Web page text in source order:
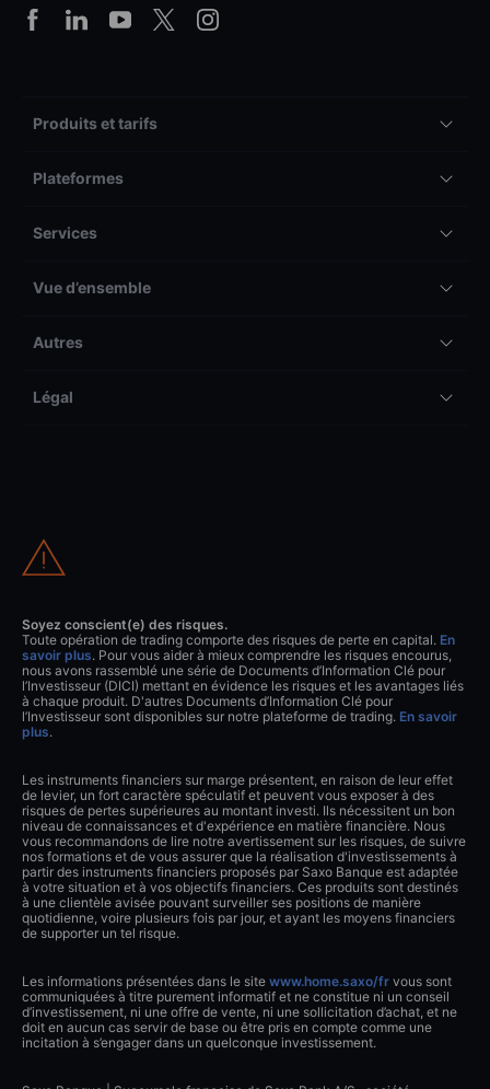
Produits et tarifs
Plateformes
Services
Vue d’ensemble
Autres
Légal
Soyez conscient(e) des risques.
Toute opération de trading comporte des risques de perte en capital. En
savoir plus. Pour vous aider à mieux comprendre les risques encourus,
nous avons rassemblé une série de Documents d’Information Clé pour
l’Investisseur (DICI) mettant en évidence les risques et les avantages liés
à chaque produit. D'autres Documents d’Information Clé pour
l’Investisseur sont disponibles sur notre plateforme de trading. En savoir
plus.
Les instruments financiers sur marge présentent, en raison de leur effet
de levier, un fort caractère spéculatif et peuvent vous exposer à des
risques de pertes supérieures au montant investi. Ils nécessitent un bon
niveau de connaissances et d'expérience en matière financière. Nous
vous recommandons de lire notre avertissement sur les risques, de suivre
nos formations et de vous assurer que la réalisation d'investissements à
partir des instruments financiers proposés par Saxo Banque est adaptée
à votre situation et à vos objectifs financiers. Ces produits sont destinés
à une clientèle avisée pouvant surveiller ses positions de manière
quotidienne, voire plusieurs fois par jour, et ayant les moyens financiers
de supporter un tel risque.
Les informations présentées dans le site www.home.saxo/fr vous sont
communiquées à titre purement informatif et ne constitue ni un conseil
d’investissement, ni une offre de vente, ni une sollicitation d’achat, et ne
doit en aucun cas servir de base ou être pris en compte comme une
incitation à s’engager dans un quelconque investissement.